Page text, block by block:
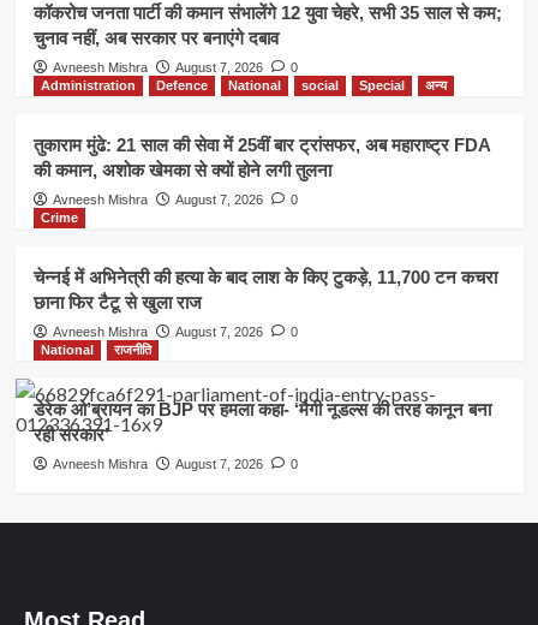
कॉकरोच जनता पार्टी की कमान संभालेंगे 12 युवा चेहरे, सभी 35 साल से कम;
चुनाव नहीं, अब सरकार पर बनाएंगे दबाव
Avneesh Mishra August 7, 2026
0
Administration
Defence National social Special अन्य
तुकाराम मुंढे: 21 साल की सेवा में 25वीं बार ट्रांसफर, अब महाराष्ट्र FDA
की कमान, अशोक खेमका से क्यों होने लगी तुलना
Avneesh Mishra August 7, 2026
0
Crime
चेन्नई में अभिनेत्री की हत्या के बाद लाश के किए टुकड़े, 11,700 टन कचरा
छाना फिर टैटू से खुला राज
Avneesh Mishra August 7, 2026
0
National
राजनीति
डेरेक ओ’ब्रायन का BJP पर हमला कहा- ‘मैगी नूडल्स की तरह कानून बना
रही सरकार’
Avneesh Mishra August 7, 2026 0
Most Read